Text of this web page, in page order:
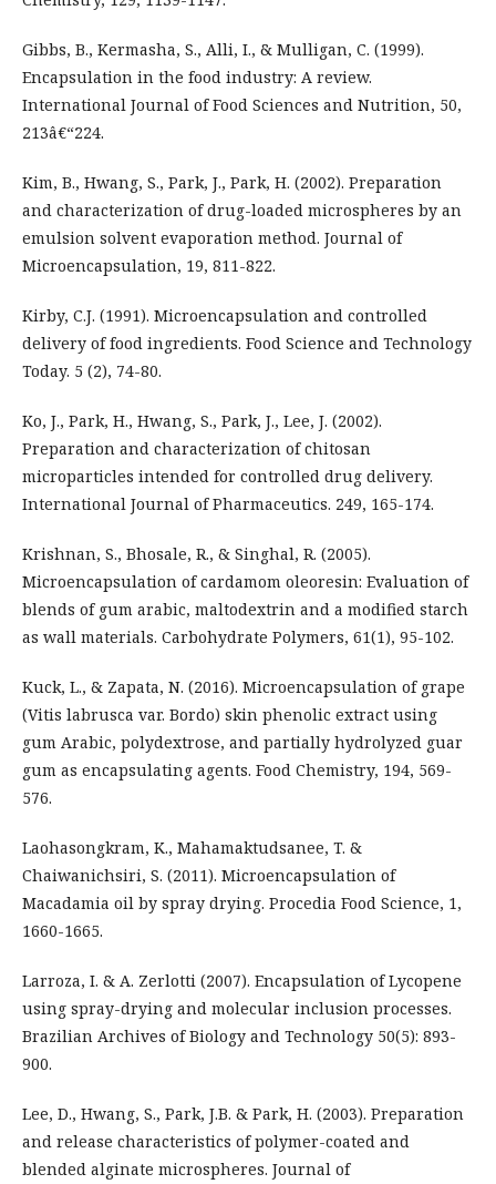
Gibbs, B., Kermasha, S., Alli, I., & Mulligan, C. (1999).
Encapsulation in the food industry: A review.
International Journal of Food Sciences and Nutrition, 50,
213â€“224.
Kim, B., Hwang, S., Park, J., Park, H. (2002). Preparation
and characterization of drug-loaded microspheres by an
emulsion solvent evaporation method. Journal of
Microencapsulation, 19, 811-822.
Kirby, C.J. (1991). Microencapsulation and controlled
delivery of food ingredients. Food Science and Technology
Today. 5 (2), 74-80.
Ko, J., Park, H., Hwang, S., Park, J., Lee, J. (2002).
Preparation and characterization of chitosan
microparticles intended for controlled drug delivery.
International Journal of Pharmaceutics. 249, 165-174.
Krishnan, S., Bhosale, R., & Singhal, R. (2005).
Microencapsulation of cardamom oleoresin: Evaluation of
blends of gum arabic, maltodextrin and a modified starch
as wall materials. Carbohydrate Polymers, 61(1), 95-102.
Kuck, L., & Zapata, N. (2016). Microencapsulation of grape
(Vitis labrusca var. Bordo) skin phenolic extract using
gum Arabic, polydextrose, and partially hydrolyzed guar
gum as encapsulating agents. Food Chemistry, 194, 569-
576.
Laohasongkram, K., Mahamaktudsanee, T. &
Chaiwanichsiri, S. (2011). Microencapsulation of
Macadamia oil by spray drying. Procedia Food Science, 1,
1660-1665.
Larroza, I. & A. Zerlotti (2007). Encapsulation of Lycopene
using spray-drying and molecular inclusion processes.
Brazilian Archives of Biology and Technology 50(5): 893-
900.
Lee, D., Hwang, S., Park, J.B. & Park, H. (2003). Preparation
and release characteristics of polymer-coated and
blended alginate microspheres. Journal of